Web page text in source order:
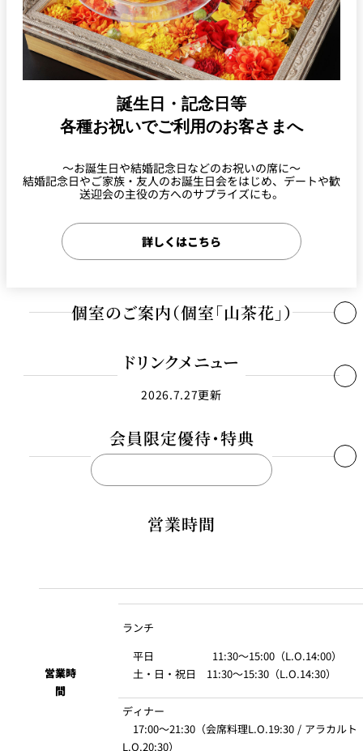
誕生日・記念日等
各種お祝いでご利用のお客さまへ
～お誕生日や結婚記念日などのお祝いの席に～
結婚記念日やご家族・友人のお誕生日会をはじめ、デートや歓
送迎会の主役の方へのサプライズにも。
詳しくはこちら
個室のご案内（個室「山茶花」）
ドリンクメニュー
2026.7.27更新
会員限定優待・特典
NEW
ニューオータニクラブ会員優待・特典
※お会計時に会員カードをご提示ください。
ご利用料金の10％割引、ピノル（NOLポイント）加算
※お会計時にNOLデジタル会員証をご提示ください。
営業時間
営業時
間
ランチ
平日 11:30～15:00（L.O.14:00）
土・日・祝日 11:30～15:30（L.O.14:30）
ディナー
17:00～21:30（会席料理L.O.19:30 / アラカルト
L.O.20:30）